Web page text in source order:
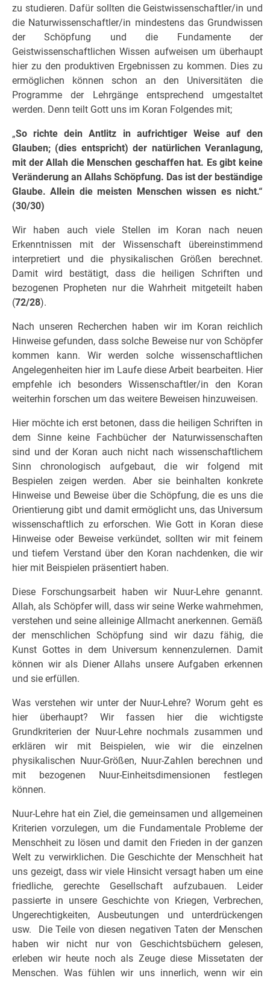
zu studieren. Dafür sollten die Geistwissenschaftler/in und
die Naturwissenschaftler/in mindestens das Grundwissen
der Schöpfung und die Fundamente der
Geistwissenschaftlichen Wissen aufweisen um überhaupt
hier zu den produktiven Ergebnissen zu kommen. Dies zu
ermöglichen können schon an den Universitäten die
Programme der Lehrgänge entsprechend umgestaltet
werden. Denn teilt Gott uns im Koran Folgendes mit;
„So richte dein Antlitz in aufrichtiger Weise auf den
Glauben; (dies entspricht) der natürlichen Veranlagung,
mit der Allah die Menschen geschaffen hat. Es gibt keine
Veränderung an Allahs Schöpfung. Das ist der beständige
Glaube. Allein die meisten Menschen wissen es nicht.“
(30/30)
Wir haben auch viele Stellen im Koran nach neuen
Erkenntnissen mit der Wissenschaft übereinstimmend
interpretiert und die physikalischen Größen berechnet.
Damit wird bestätigt, dass die heiligen Schriften und
bezogenen Propheten nur die Wahrheit mitgeteilt haben
(72/28).
Nach unseren Recherchen haben wir im Koran reichlich
Hinweise gefunden, dass solche Beweise nur von Schöpfer
kommen kann. Wir werden solche wissenschaftlichen
Angelegenheiten hier im Laufe diese Arbeit bearbeiten. Hier
empfehle ich besonders Wissenschaftler/in den Koran
weiterhin forschen um das weitere Beweisen hinzuweisen.
Hier möchte ich erst betonen, dass die heiligen Schriften in
dem Sinne keine Fachbücher der Naturwissenschaften
sind und der Koran auch nicht nach wissenschaftlichem
Sinn chronologisch aufgebaut, die wir folgend mit
Bespielen zeigen werden. Aber sie beinhalten konkrete
Hinweise und Beweise über die Schöpfung, die es uns die
Orientierung gibt und damit ermöglicht uns, das Universum
wissenschaftlich zu erforschen. Wie Gott in Koran diese
Hinweise oder Beweise verkündet, sollten wir mit feinem
und tiefem Verstand über den Koran nachdenken, die wir
hier mit Beispielen präsentiert haben.
Diese Forschungsarbeit haben wir Nuur-Lehre genannt.
Allah, als Schöpfer will, dass wir seine Werke wahrnehmen,
verstehen und seine alleinige Allmacht anerkennen. Gemäß
der menschlichen Schöpfung sind wir dazu fähig, die
Kunst Gottes in dem Universum kennenzulernen. Damit
können wir als Diener Allahs unsere Aufgaben erkennen
und sie erfüllen.
Was verstehen wir unter der Nuur-Lehre? Worum geht es
hier überhaupt? Wir fassen hier die wichtigste
Grundkriterien der Nuur-Lehre nochmals zusammen und
erklären wir mit Beispielen, wie wir die einzelnen
physikalischen Nuur-Größen, Nuur-Zahlen berechnen und
mit bezogenen Nuur-Einheitsdimensionen festlegen
können.
Nuur-Lehre hat ein Ziel, die gemeinsamen und allgemeinen
Kriterien vorzulegen, um die Fundamentale Probleme der
Menschheit zu lösen und damit den Frieden in der ganzen
Welt zu verwirklichen. Die Geschichte der Menschheit hat
uns gezeigt, dass wir viele Hinsicht versagt haben um eine
friedliche, gerechte Gesellschaft aufzubauen. Leider
passierte in unsere Geschichte von Kriegen, Verbrechen,
Ungerechtigkeiten, Ausbeutungen und unterdrückengen
usw. Die Teile von diesen negativen Taten der Menschen
haben wir nicht nur von Geschichtsbüchern gelesen,
erleben wir heute noch als Zeuge diese Missetaten der
Menschen. Was fühlen wir uns innerlich, wenn wir ein